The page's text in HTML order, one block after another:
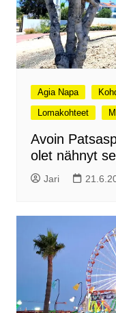
Agia Napa
Lomakohteet
Avoin
olet nähnyt
Jari